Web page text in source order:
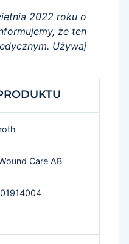
2022 roku o
że ten
Używaj
Care AB